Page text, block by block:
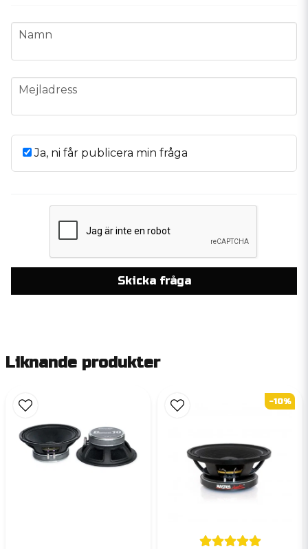
name
Namn
email
Mejladress
Ja, ni får publicera min fråga
Skicka fråga
Liknande produkter
-10%